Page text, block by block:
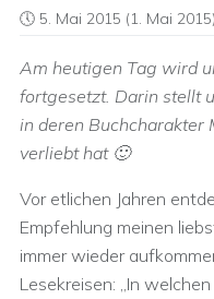
5. Mai 2015 (1. Mai 2015)
Am heutigen Tag wird
fortgesetzt. Darin stellt
in deren Buchcharakter
verliebt hat 🙂
Vor etlichen Jahren
Empfehlung meinen
immer wieder
Lesekreisen: „In